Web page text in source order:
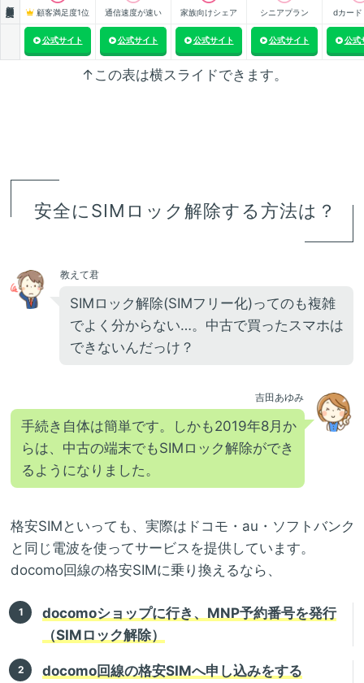
顧客満足度1位 通信速度が速い 家族向けシェア シニアプラン dカード
公式サイト 公式サイト 公式サイト 公式サイト 公式
↑この表は横スライドできます。
安全にSIMロック解除する方法は？
教えて君
SIMロック解除(SIMフリー化)ってのも複雑
でよく分からない…。中古で買ったスマホは
できないんだっけ？
吉田あゆみ
手続き自体は簡単です。しかも2019年8月か
らは、中古の端末でもSIMロック解除ができ
るようになりました。
格安SIMといっても、実際はドコモ・au・ソフトバンク
と同じ電波を使ってサービスを提供しています。
docomo回線の格安SIMに乗り換えるなら、
docomoショップに行き、MNP予約番号を発行
（SIMロック解除）
docomo回線の格安SIMへ申し込みをする